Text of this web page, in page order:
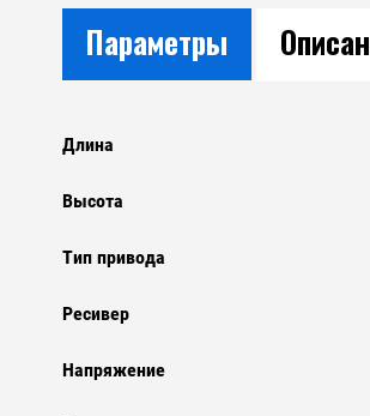
Параметры
Длина
Высота
Тип привода
Ресивер
Напряжение